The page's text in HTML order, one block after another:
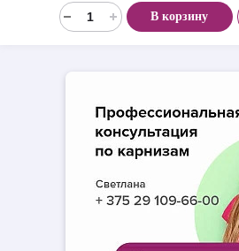
В корзину